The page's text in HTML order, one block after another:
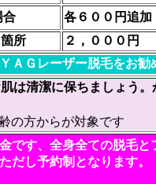
合
各６００円追加
所
２，０００円
ＡＧレーザー脱毛をお
は清潔に保ちましょう
の方からが対象です
金です、全身全ての脱毛
ただし予約制となりま